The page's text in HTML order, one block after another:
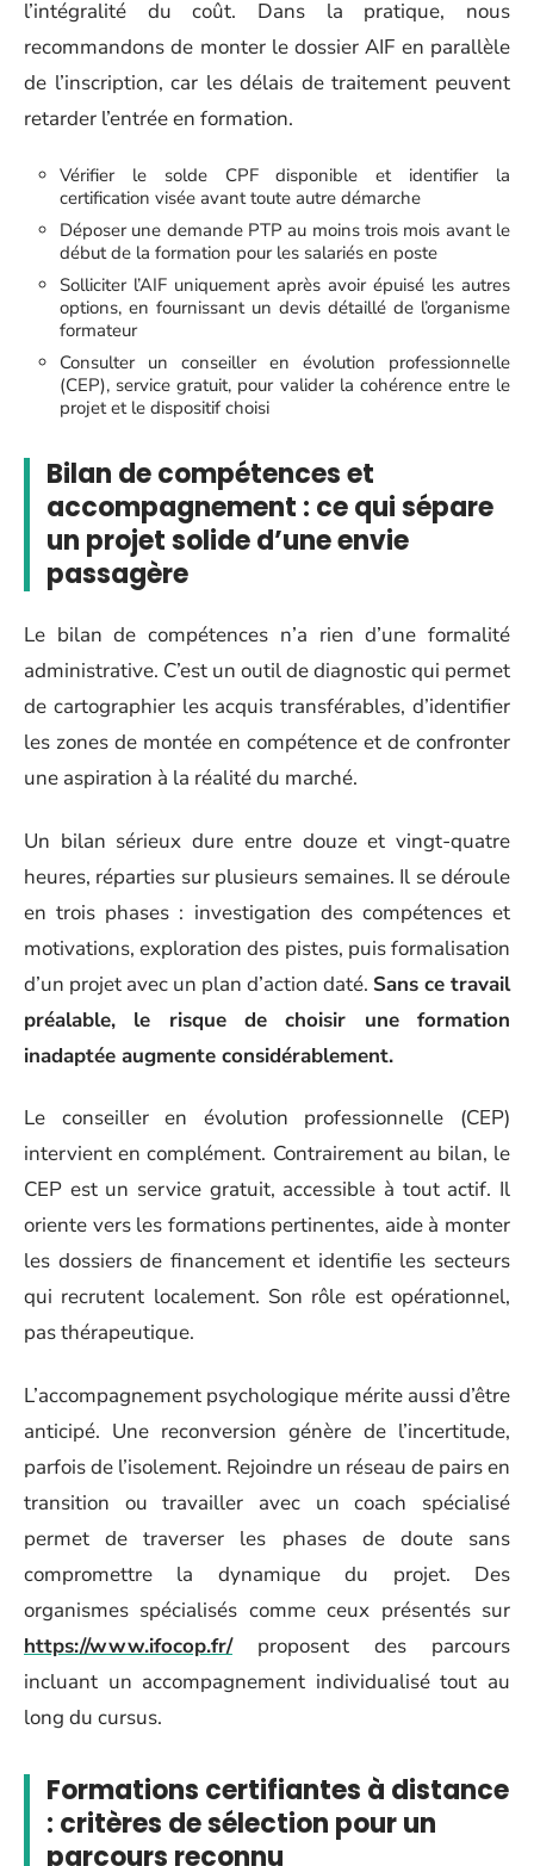
l’intégralité du coût. Dans la pratique, nous
recommandons de monter le dossier AIF en parallèle
de l’inscription, car les délais de traitement peuvent
retarder l’entrée en formation.
Vérifier le solde CPF disponible et identifier la
certification visée avant toute autre démarche
Déposer une demande PTP au moins trois mois avant le
début de la formation pour les salariés en poste
Solliciter l’AIF uniquement après avoir épuisé les autres
options, en fournissant un devis détaillé de l’organisme
formateur
Consulter un conseiller en évolution professionnelle
(CEP), service gratuit, pour valider la cohérence entre le
projet et le dispositif choisi
Bilan de compétences et
accompagnement : ce qui sépare
un projet solide d’une envie
passagère
Le bilan de compétences n’a rien d’une formalité
administrative. C’est un outil de diagnostic qui permet
de cartographier les acquis transférables, d’identifier
les zones de montée en compétence et de confronter
une aspiration à la réalité du marché.
Un bilan sérieux dure entre douze et vingt-quatre
heures, réparties sur plusieurs semaines. Il se déroule
en trois phases : investigation des compétences et
motivations, exploration des pistes, puis formalisation
d’un projet avec un plan d’action daté. Sans ce travail
préalable, le risque de choisir une formation
inadaptée augmente considérablement.
Le conseiller en évolution professionnelle (CEP)
intervient en complément. Contrairement au bilan, le
CEP est un service gratuit, accessible à tout actif. Il
oriente vers les formations pertinentes, aide à monter
les dossiers de financement et identifie les secteurs
qui recrutent localement. Son rôle est opérationnel,
pas thérapeutique.
L’accompagnement psychologique mérite aussi d’être
anticipé. Une reconversion génère de l’incertitude,
parfois de l’isolement. Rejoindre un réseau de pairs en
transition ou travailler avec un coach spécialisé
permet de traverser les phases de doute sans
compromettre la dynamique du projet. Des
organismes spécialisés comme ceux présentés sur
https://www.ifocop.fr/proposent des parcours
incluant un accompagnement individualisé tout au
long du cursus.
Formations certifiantes à distance
: critères de sélection pour un
parcours reconnu